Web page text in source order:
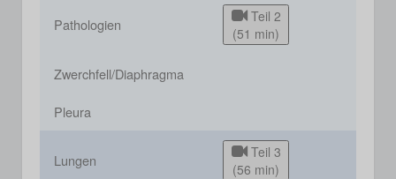
Pathologien
Teil 2
(51 min)
Zwerchfell/Diaphragma
Pleura
Lungen
Teil 3
(56 min)